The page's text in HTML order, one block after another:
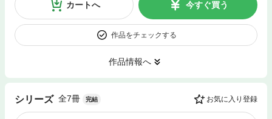
カートへ 今すぐ買う
作品をチェックする
作品情報へ
シリーズ 全7冊 完結 お気に入り登録